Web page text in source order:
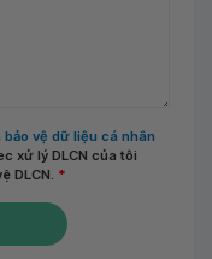
vệ dữ liệu cá nhân
xử lý DLCN của tôi
DLCN. *